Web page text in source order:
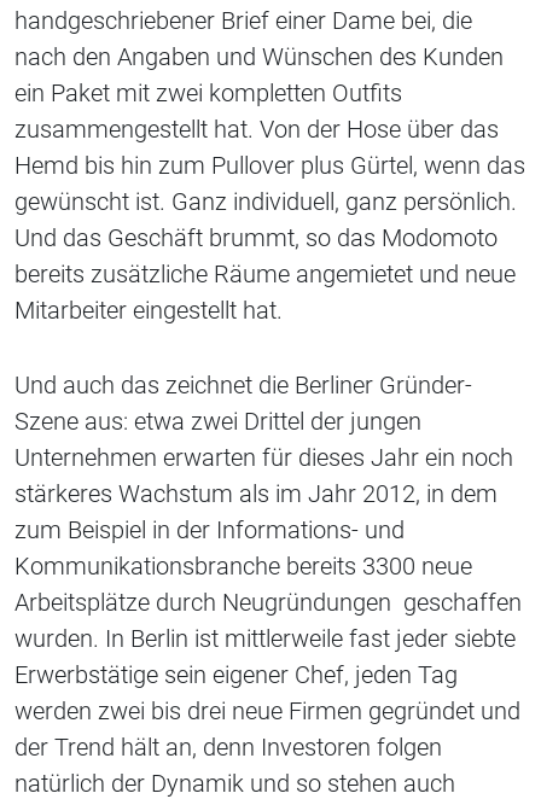
handgeschriebener Brief einer Dame bei, die
nach den Angaben und Wünschen des Kunden
ein Paket mit zwei kompletten Outfits
zusammengestellt hat. Von der Hose über das
Hemd bis hin zum Pullover plus Gürtel, wenn das
gewünscht ist. Ganz individuell, ganz persönlich.
Und das Geschäft brummt, so das Modomoto
bereits zusätzliche Räume angemietet und neue
Mitarbeiter eingestellt hat.
Und auch das zeichnet die Berliner Gründer-
Szene aus: etwa zwei Drittel der jungen
Unternehmen erwarten für dieses Jahr ein noch
stärkeres Wachstum als im Jahr 2012, in dem
zum Beispiel in der Informations- und
Kommunikationsbranche bereits 3300 neue
Arbeitsplätze durch Neugründungen geschaffen
wurden. In Berlin ist mittlerweile fast jeder siebte
Erwerbstätige sein eigener Chef, jeden Tag
werden zwei bis drei neue Firmen gegründet und
der Trend hält an, denn Investoren folgen
natürlich der Dynamik und so stehen auch